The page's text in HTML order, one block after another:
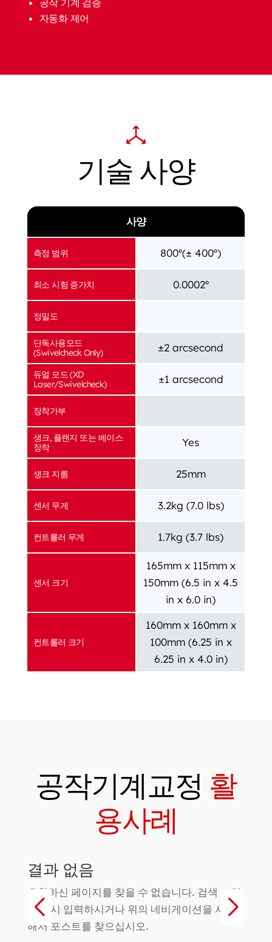
공작 기계 검증
자동화 제어
기술 사양
측정 범위
최소 시험 증가치
정밀도
단독사용모드
(Swivelcheck Only)
듀얼 모드 (XD
Laser/Swivelcheck)
장착가부
생크, 플랜지 또는 베이스
장착
생크 지름
센서 무게
컨트롤러 무게
센서 크기
컨트롤러 크기
사양
800º(± 400º)
0.0002º
±2 arcsecond
±1 arcsecond
Yes
25mm
3.2kg (7.0 lbs)
1.7kg (3.7 lbs)
165mm x 115mm x
150mm (6.5 in x 4.5
in x 6.0 in)
160mm x 160mm x
100mm (6.25 in x
6.25 in x 4.0 in)
공작기계교정 활
용사례
결과 없음
요청하신 페이지를 찾을 수 없습니다. 검색 조건
을 다시 입력하시거나 위의 네비게이션을 사용
해서 포스트를 찾으십시오.